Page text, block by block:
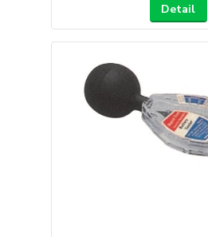
Detail